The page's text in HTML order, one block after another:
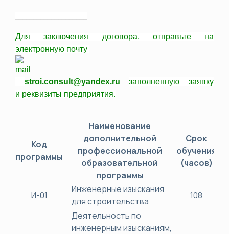
Для заключения договора, отправьте на
электронную почту
stroi.consult@yandex.ru
заполненную заявку
и реквизиты предприятия.
Код
программы
Наименование
дополнительной
профессиональной
образовательной
программы
Срок
обучения
(часов)
И-01
Инженерные изыскания
для строительства
108
Деятельность по
инженерным изысканиям,